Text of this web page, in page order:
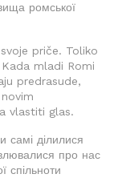
ромської
priče. Toliko
mladi Romi
predrasude,
vlastiti glas.
самі ділилися
про нас
спільноти